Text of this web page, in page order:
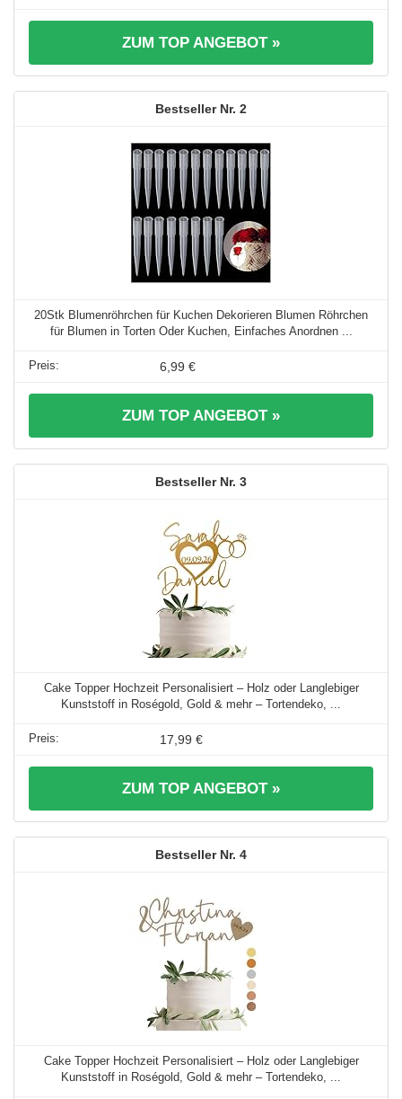
ZUM TOP ANGEBOT »
2
20Stk Blumenröhrchen für Kuchen Dekorieren Blumen Röhrchen
für Blumen in Torten Oder Kuchen, Einfaches Anordnen ...
6,99 €
ZUM TOP ANGEBOT »
3
Cake Topper Hochzeit Personalisiert – Holz oder Langlebiger
Kunststoff in Roségold, Gold & mehr – Tortendeko, ...
17,99 €
ZUM TOP ANGEBOT »
4
Cake Topper Hochzeit Personalisiert – Holz oder Langlebiger
Kunststoff in Roségold, Gold & mehr – Tortendeko, ...